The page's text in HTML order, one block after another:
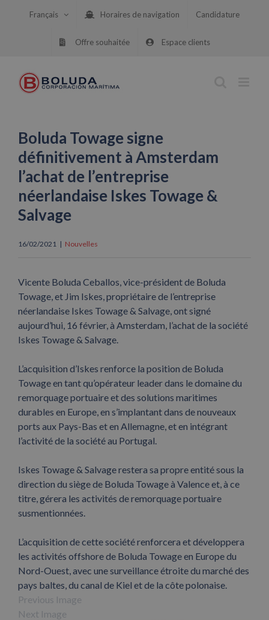
Français Horaires de navigation Candidature
Offre souhaitée Espace clients
Boluda Towage signe
définitivement à Amsterdam
l’achat de l’entreprise
néerlandaise Iskes Towage &
Salvage
16/02/2021 | Nouvelles
Vicente Boluda Ceballos, vice-président de Boluda
Towage, et Jim Iskes, propriétaire de l’entreprise
néerlandaise Iskes Towage & Salvage, ont signé
aujourd’hui, 16 février, à Amsterdam, l’achat de la société
Iskes Towage & Salvage.
L’acquisition d’Iskes renforce la position de Boluda
Towage en tant qu’opérateur leader dans le domaine du
remorquage portuaire et des solutions maritimes
durables en Europe, en s’implantant dans de nouveaux
ports aux Pays-Bas et en Allemagne, et en intégrant
l’activité de la société au Portugal.
Iskes Towage & Salvage restera sa propre entité sous la
direction du siège de Boluda Towage à Valence et, à ce
titre, gérera les activités de remorquage portuaire
susmentionnées.
L’acquisition de cette société renforcera et développera
les activités offshore de Boluda Towage en Europe du
Nord-Ouest, avec une surveillance étroite du marché des
pays baltes, du canal de Kiel et de la côte polonaise.
Previous Image
Next Image